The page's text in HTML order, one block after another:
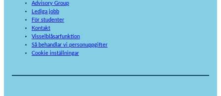
Advisory Group
Lediga jobb
För studenter
Kontakt
Visselblåsarfunktion
Så behandlar vi personuppgifter
Cookie inställningar